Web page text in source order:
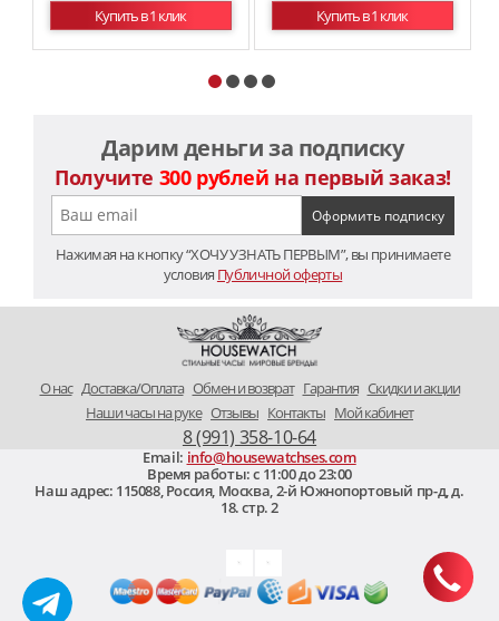
Купить в 1 клик
Купить в 1 клик
Дарим деньги за подписку
Получите 300 рублей на первый заказ!
Нажимая на кнопку “ХОЧУ УЗНАТЬ ПЕРВЫМ”, вы принимаете
условия Публичной оферты
O нас Доставка/Оплата Обмен и возврат Гарантия Скидки и акции
Наши часы на руке Отзывы Контакты Мой кабинет
8 (991) 358-10-64
Email: info@housewatchses.com
Время работы: c 11:00 до 23:00
Наш адрес: 115088, Россия, Москва 2-й Южнопортовый пр-д, д.
18. стр. 2